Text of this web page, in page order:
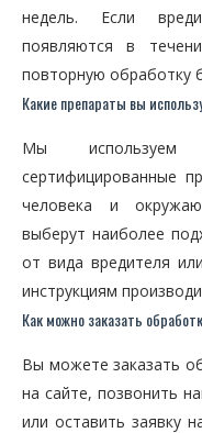
недель. Если
появляются в
повторную обработку
Какие препараты вы
Мы используем
сертифицированные
человека и
выберут наиболее
от вида вредителя
инструкциям
Как можно заказать
Вы можете заказать
на сайте, позвонить
или оставить заявку